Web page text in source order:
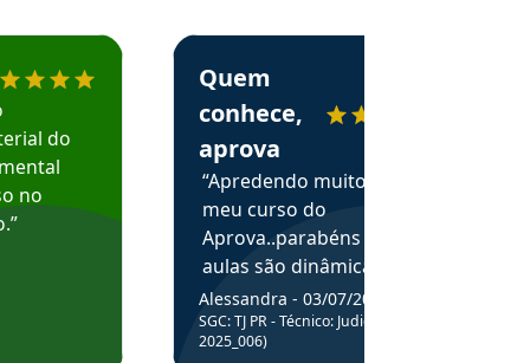
o Aprova Concursos em depoimento
do
no
Estudante Alessandra recomenda o Aprova
Quem
conhece,
aprova
“Apredendo muito no
meu curso do
Aprova..parabéns pelas
aulas são dinâmicas e
me ajudam a entender
melhor os assuntos.”
Alessandra - 03/07/2025
SGC: TJ PR - Técnico: Judiciário (Edital
2025_006)